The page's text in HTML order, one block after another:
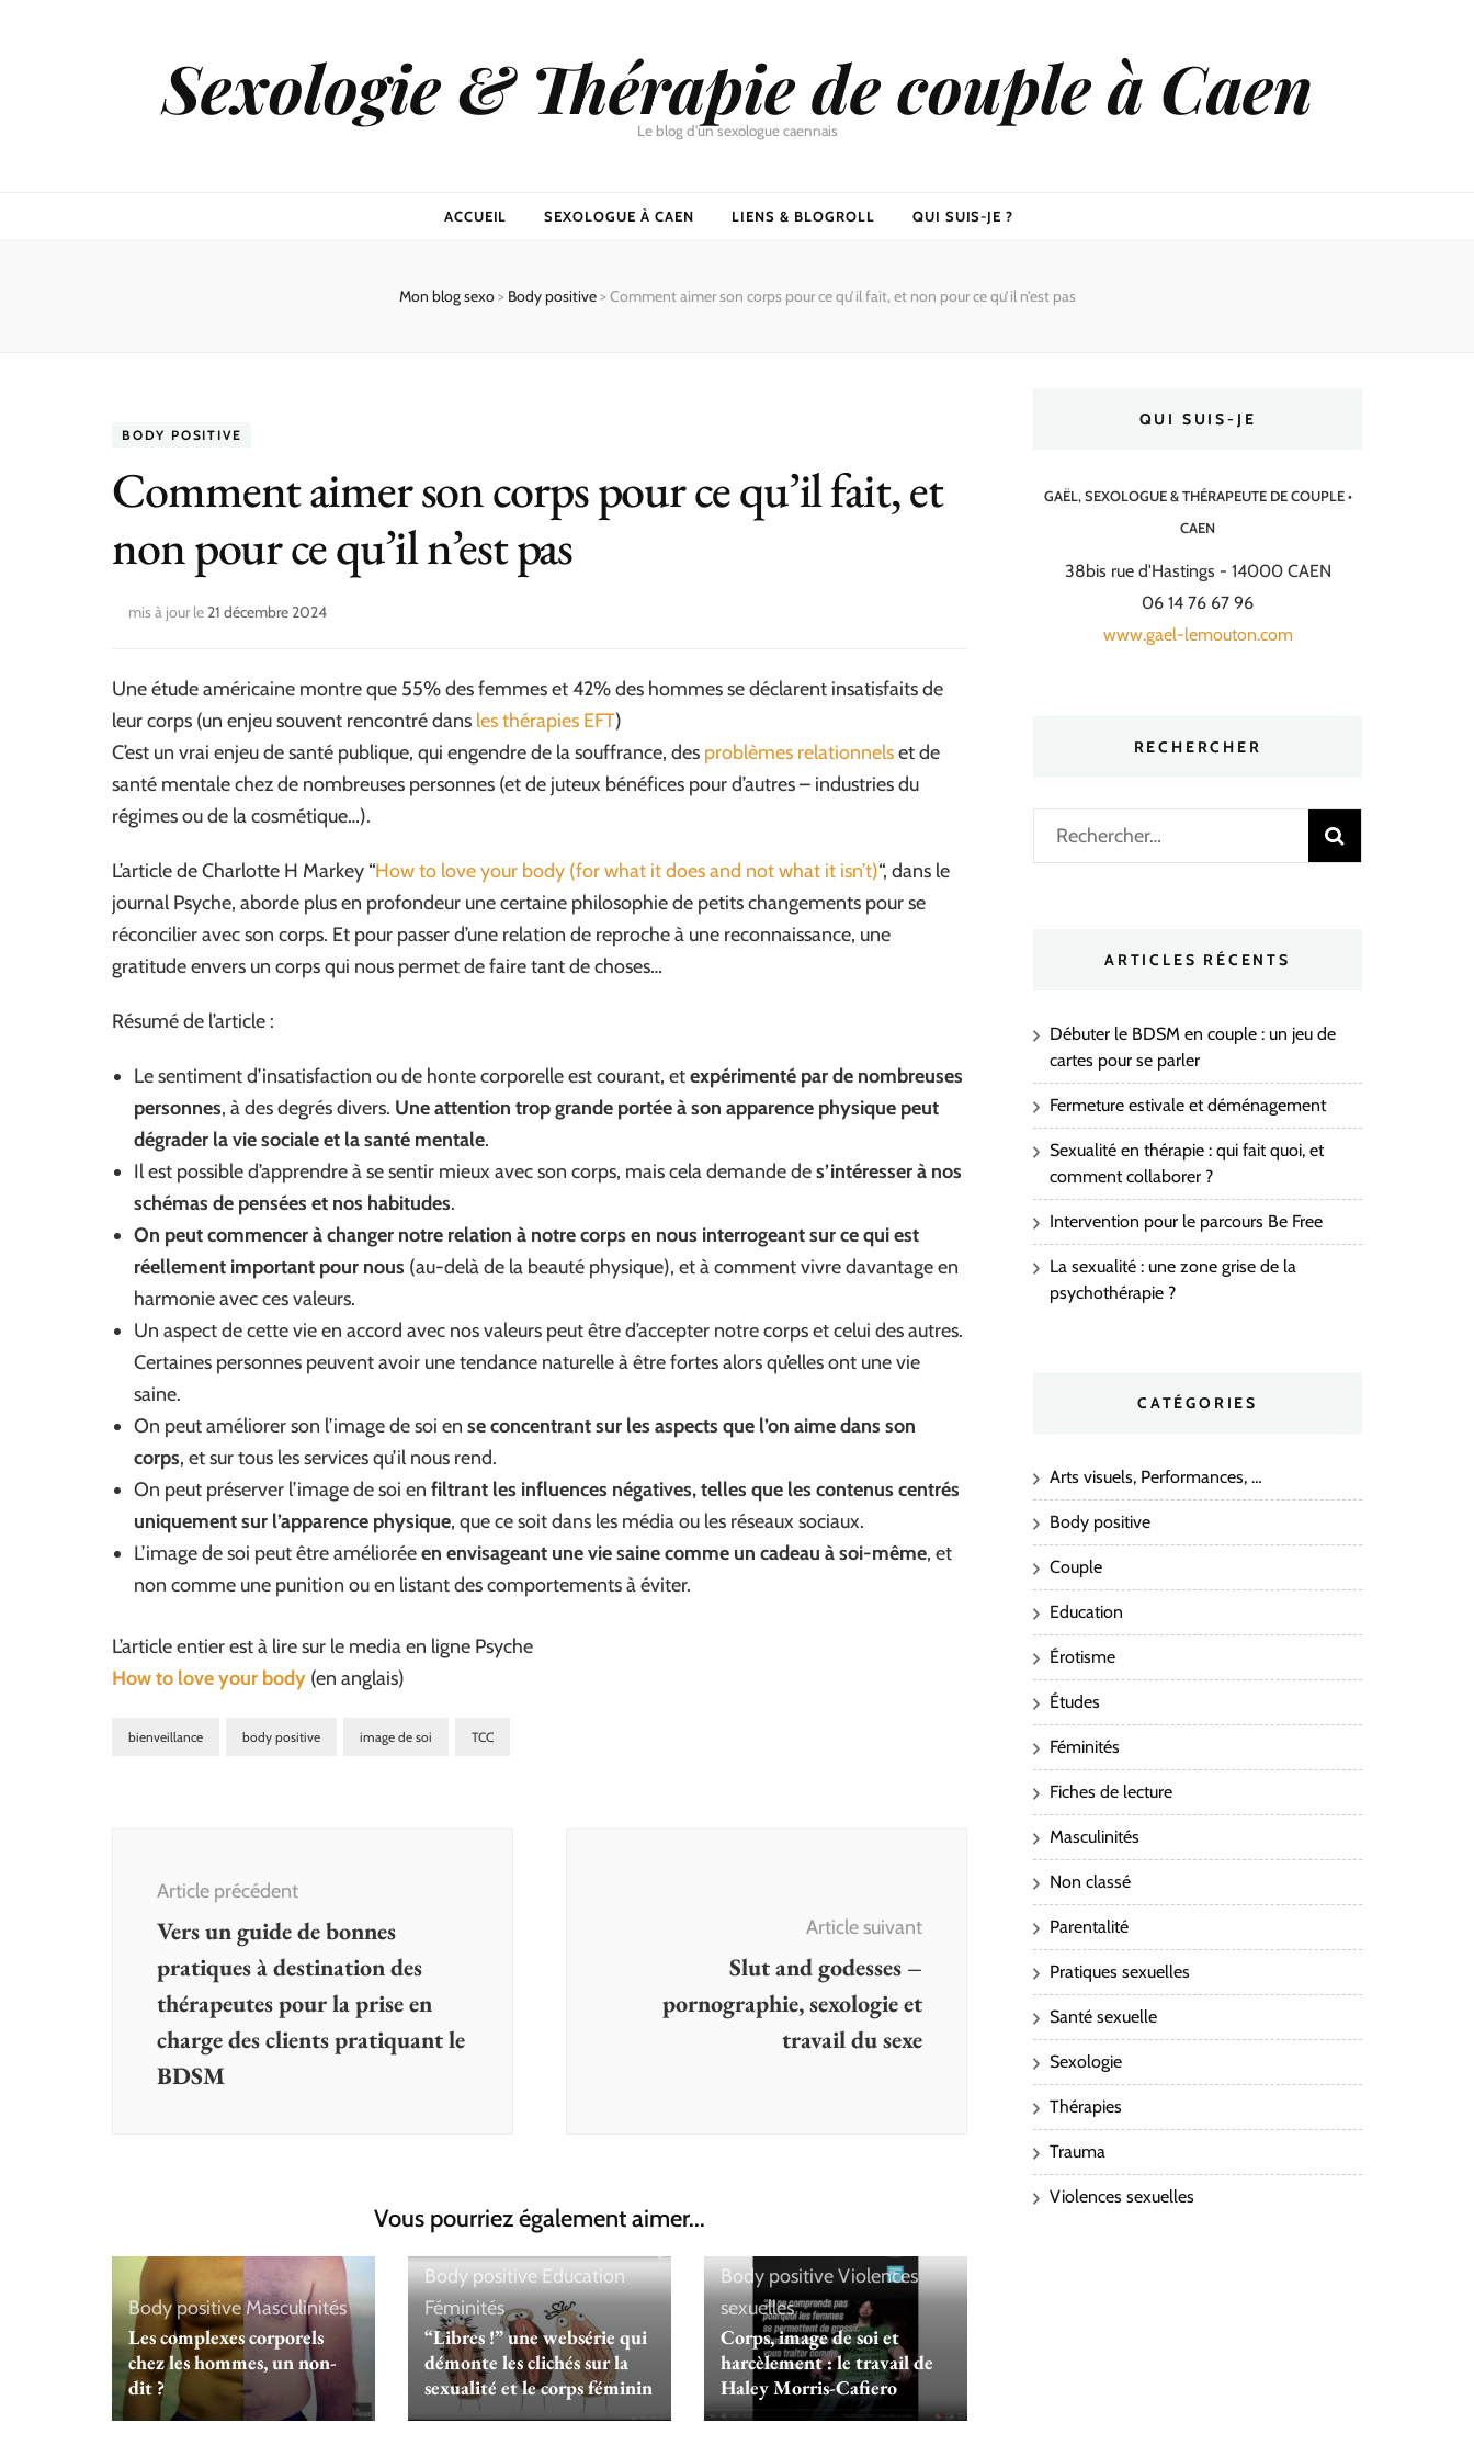
Sexologie & Thérapie de couple à Caen
Le blog d'un sexologue caennais
ACCUEIL SEXOLOGUE À CAEN LIENS & BLOGROLL QUI SUIS-JE ?
Mon blog sexo> Body positive>Comment aimer son corps pour ce qu’il fait, et non pour ce qu’il n’est pas
BODY POSITIVE
Comment aimer son corps pour ce qu’il fait, et
non pour ce qu’il n’est pas
mis à jour le 21 décembre 2024
Une étude américaine montre que 55% des femmes et 42% des hommes se déclarent insatisfaits de
leur corps (un enjeu souvent rencontré dans les thérapies EFT)
C’est un vrai enjeu de santé publique, qui engendre de la souffrance, des problèmes relationnelset de
santé mentale chez de nombreuses personnes (et de juteux bénéfices pour d’autres – industries du
régimes ou de la cosmétique…).
L’article de Charlotte H Markey “How to love your body (for what it does and not what it isn’t)“, dans le
journal Psyche, aborde plus en profondeur une certaine philosophie de petits changements pour se
réconcilier avec son corps. Et pour passer d’une relation de reproche à une reconnaissance, une
gratitude envers un corps qui nous permet de faire tant de choses…
Résumé de l’article :
Le sentiment d’insatisfaction ou de honte corporelle est courant, etexpérimenté par de nombreuses
personnes, à des degrés divers. Une attention trop grande portée à son apparence physique peut
dégrader la vie sociale et la santé mentale.
Il est possible d’apprendre à se sentir mieux avec son corps, mais cela demande des’intéresser à nos
schémas de pensées et nos habitudes.
On peut commencer à changer notre relation à notre corps en nous interrogeant sur ce qui est
réellement important pour nous (au-delà de la beauté physique), et à comment vivre davantage en
harmonie avec ces valeurs.
Un aspect de cette vie en accord avec nos valeurs peut être d’accepter notre corps et celui des autres.
Certaines personnes peuvent avoir une tendance naturelle à être fortes alors qu’elles ont une vie
saine.
On peut améliorer son l’image de soi en se concentrant sur les aspects que l’on aime dans son
corps, et sur tous les services qu’il nous rend.
On peut préserver l’image de soi en filtrant les influences négatives, telles que les contenus centrés
uniquement sur l’apparence physique, que ce soit dans les média ou les réseaux sociaux.
L’image de soi peut être amélioréeen envisageant une vie saine comme un cadeau à soi-même, et
non comme une punition ou en listant des comportements à éviter.
L’article entier est à lire sur le media en ligne Psyche
How to love your body (en anglais)
bienveillance body positive image de soi TCC
d'article
Article précédent
Vers un guide de bonnes
pratiques à destination des
thérapeutes pour la prise en
charge des clients pratiquant le
BDSM
Article suivant
Slut and godesses –
pornographie, sexologie et
travail du sexe
Vous pourriez également aimer...
Body positiveMasculinités
Les complexes corporels
chez les hommes, un non-
dit ?
Body positiveEducation
Féminités
“Libres !” une websérie qui
démonte les clichés sur la
sexualité et le corps féminin
Body positiveViolences
sexuelles
Corps, image de soi et
harcèlement : le travail de
Haley Morris-Cafiero
QUI SUIS-JE
GAËL, SEXOLOGUE & THÉRAPEUTE DE COUPLE •
CAEN
38bis rue d'Hastings - 14000 CAEN
06 14 76 67 96
www.gael-lemouton.com
RECHERCHER
Rechercher :
ARTICLES RÉCENTS
Débuter le BDSM en couple : un jeu de
cartes pour se parler
Fermeture estivale et déménagement
Sexualité en thérapie : qui fait quoi, et
comment collaborer ?
Intervention pour le parcours Be Free
La sexualité : une zone grise de la
psychothérapie ?
CATÉGORIES
Arts visuels, Performances, …
Body positive
Couple
Education
Érotisme
Études
Féminités
Fiches de lecture
Masculinités
Non classé
Parentalité
Pratiques sexuelles
Santé sexuelle
Sexologie
Thérapies
Trauma
Violences sexuelles